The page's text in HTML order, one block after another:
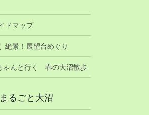
ドマップ
絶景！展望台めぐり
ゃんと行く 春の大沼散歩
るごと大沼